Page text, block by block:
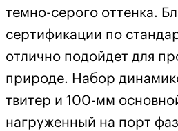
темно-серого оттенка.
сертификации по
отлично подойдет для
природе. Набор
твитер и 100-мм
нагруженный на порт